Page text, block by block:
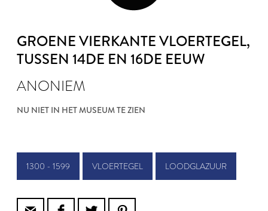
GROENE VIERKANTE VLOERTEGEL,
TUSSEN 14DE EN 16DE EEUW
ANONIEM
NU NIET IN HET MUSEUM TE ZIEN
1300 - 1599 VLOERTEGEL LOODGLAZUUR